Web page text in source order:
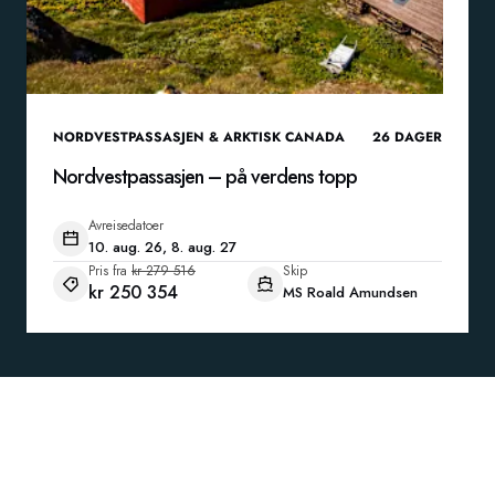
NORDVESTPASSASJEN & ARKTISK CANADA 26 DAGER
Nordvestpassasjen – på verdens topp
Avreisedatoer
10. aug. 26, 8. aug. 27
Pris fra kr 279 516
kr 250 354
Skip
MS Roald Amundsen